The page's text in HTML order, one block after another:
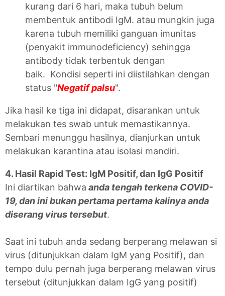
kurang dari 6 hari, maka tubuh belum
membentuk antibodi IgM. atau mungkin juga
karena tubuh memiliki ganguan imunitas
(penyakit immunodeficiency) sehingga
antibody tidak terbentuk dengan
baik. Kondisi seperti ini diistilahkan dengan
status "Negatif palsu".
Jika hasil ke tiga ini didapat, disarankan untuk
melakukan tes swab untuk memastikannya.
Sembari menunggu hasilnya, dianjurkan untuk
melakukan karantina atau isolasi mandiri.
4. Hasil Rapid Test: IgM Positif, dan IgG Positif
Ini diartikan bahwa anda tengah terkena COVID-
19, dan ini bukan pertama pertama kalinya anda
diserang virus tersebut.
Saat ini tubuh anda sedang berperang melawan si
virus (ditunjukkan dalam IgM yang Positif), dan
tempo dulu pernah juga berperang melawan virus
tersebut (ditunjukkan dalam IgG yang positif)